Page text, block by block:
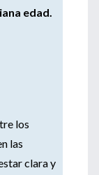
edad.
los
las
clara y